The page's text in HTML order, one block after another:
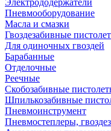
Электрододержатели
Пневмооборудование
Масла и смазки
Гвоздезабивные
Для одиночных гвоздей
Барабанные
Отделочные
Реечные
Скобозабивные
Шпилькозабивные
Пневмоинструмент
Пневмостеплеры,